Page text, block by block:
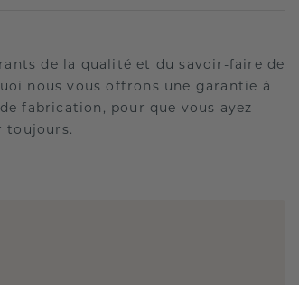
de la qualité et du savoir-faire de
nous vous offrons une garantie à
fabrication, pour que vous ayez
toujours.